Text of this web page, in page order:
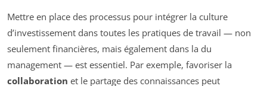
Mettre en place des processus pour intégrer la culture
d’investissement dans toutes les pratiques de travail — non
seulement financières, mais également dans la du
management — est essentiel. Par exemple, favoriser la
collaboration et le partage des connaissances peut